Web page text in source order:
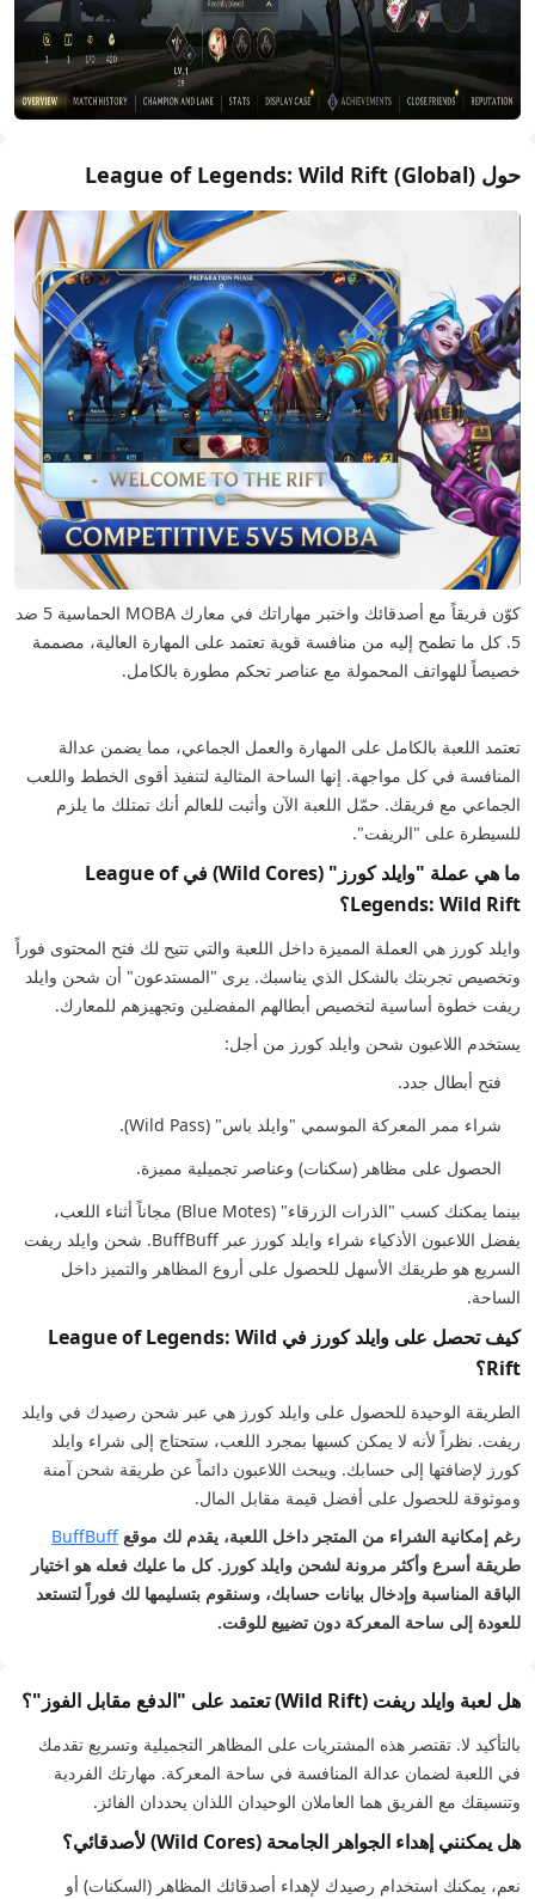
حول League of Legends: Wild Rift (Global)
كوّن فريقاً مع أصدقائك واختبر مهاراتك في معارك MOBA الحماسية 5 ضد
5. كل ما تطمح إليه من منافسة قوية تعتمد على المهارة العالية، مصممة
خصيصاً للهواتف المحمولة مع عناصر تحكم مطورة بالكامل.
تعتمد اللعبة بالكامل على المهارة والعمل الجماعي، مما يضمن عدالة
المنافسة في كل مواجهة. إنها الساحة المثالية لتنفيذ أقوى الخطط واللعب
الجماعي مع فريقك. حمّل اللعبة الآن وأثبت للعالم أنك تمتلك ما يلزم
للسيطرة على "الريفت".
ما هي عملة "وايلد كورز" (Wild Cores) في League of
Legends: Wild Rift؟
وايلد كورز هي العملة المميزة داخل اللعبة والتي تتيح لك فتح المحتوى فوراً
وتخصيص تجربتك بالشكل الذي يناسبك. يرى "المستدعون" أن شحن وايلد
ريفت خطوة أساسية لتخصيص أبطالهم المفضلين وتجهيزهم للمعارك.
يستخدم اللاعبون شحن وايلد كورز من أجل:
فتح أبطال جدد.
شراء ممر المعركة الموسمي "وايلد باس" (Wild Pass).
الحصول على مظاهر (سكنات) وعناصر تجميلية مميزة.
بينما يمكنك كسب "الذرات الزرقاء" (Blue Motes) مجاناً أثناء اللعب،
يفضل اللاعبون الأذكياء شراء وايلد كورز عبر BuffBuff. شحن وايلد ريفت
السريع هو طريقك الأسهل للحصول على أروع المظاهر والتميز داخل
الساحة.
كيف تحصل على وايلد كورز في League of Legends: Wild
Rift؟
الطريقة الوحيدة للحصول على وايلد كورز هي عبر شحن رصيدك في وايلد
ريفت. نظراً لأنه لا يمكن كسبها بمجرد اللعب، ستحتاج إلى شراء وايلد
كورز لإضافتها إلى حسابك. ويبحث اللاعبون دائماً عن طريقة شحن آمنة
وموثوقة للحصول على أفضل قيمة مقابل المال.
رغم إمكانية الشراء من المتجر داخل اللعبة، يقدم لك موقع BuffBuff
طريقة أسرع وأكثر مرونة لشحن وايلد كورز. كل ما عليك فعله هو اختيار
الباقة المناسبة وإدخال بيانات حسابك، وسنقوم بتسليمها لك فوراً لتستعد
للعودة إلى ساحة المعركة دون تضييع للوقت.
هل لعبة وايلد ريفت (Wild Rift) تعتمد على "الدفع مقابل الفوز"؟
بالتأكيد لا. تقتصر هذه المشتريات على المظاهر التجميلية وتسريع تقدمك
في اللعبة لضمان عدالة المنافسة في ساحة المعركة. مهارتك الفردية
وتنسيقك مع الفريق هما العاملان الوحيدان اللذان يحددان الفائز.
هل يمكنني إهداء الجواهر الجامحة (Wild Cores) لأصدقائي؟
نعم، يمكنك استخدام رصيدك لإهداء أصدقائك المظاهر (السكنات) أو